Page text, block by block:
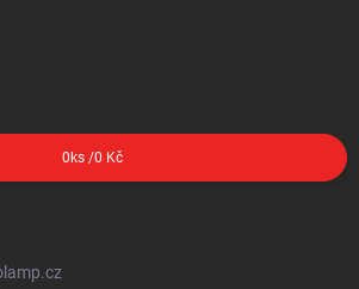
0 ks /0 Kč